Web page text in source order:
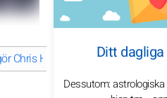
Chris Hemsworth till en
Ditt
Dessutom: